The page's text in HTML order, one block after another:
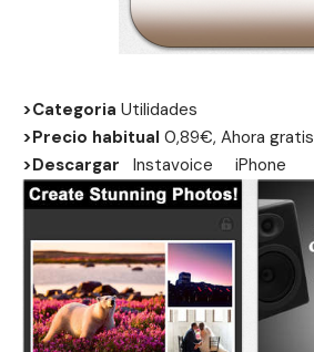
>Categoria Utilidades
>Precio habitual 0,89€, Ahora gratis
>Descargar
Instavoice iPhone